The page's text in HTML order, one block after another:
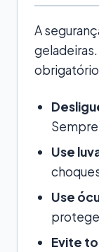
A
Use
Use
Evite